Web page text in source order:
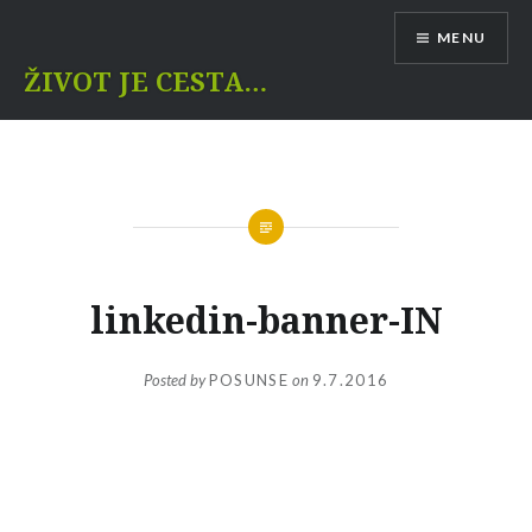
content
ŽIVOT JE CESTA…
MENU
linkedin-banner-IN
Posted byPOSUNSE on 9.7.2016